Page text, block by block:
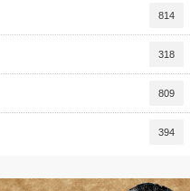
814
318
809
394